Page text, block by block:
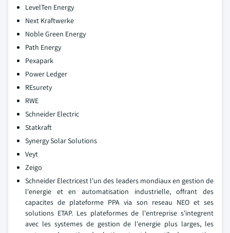
LevelTen Energy
Next Kraftwerke
Noble Green Energy
Path Energy
Pexapark
Power Ledger
REsurety
RWE
Schneider Electric
Statkraft
Synergy Solar Solutions
Veyt
Zeigo
Schneider Electricest l'un des leaders mondiaux en gestion de
l'energie et en automatisation industrielle, offrant des
capacites de plateforme PPA via son reseau NEO et ses
solutions ETAP. Les plateformes de l'entreprise s'integrent
avec les systemes de gestion de l'energie plus larges, les